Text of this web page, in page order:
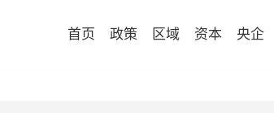
首页 政策 区域 资本 央企